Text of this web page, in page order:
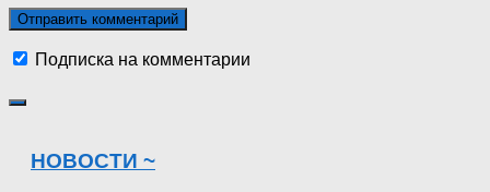
Подписка на комментарии
НОВОСТИ ~